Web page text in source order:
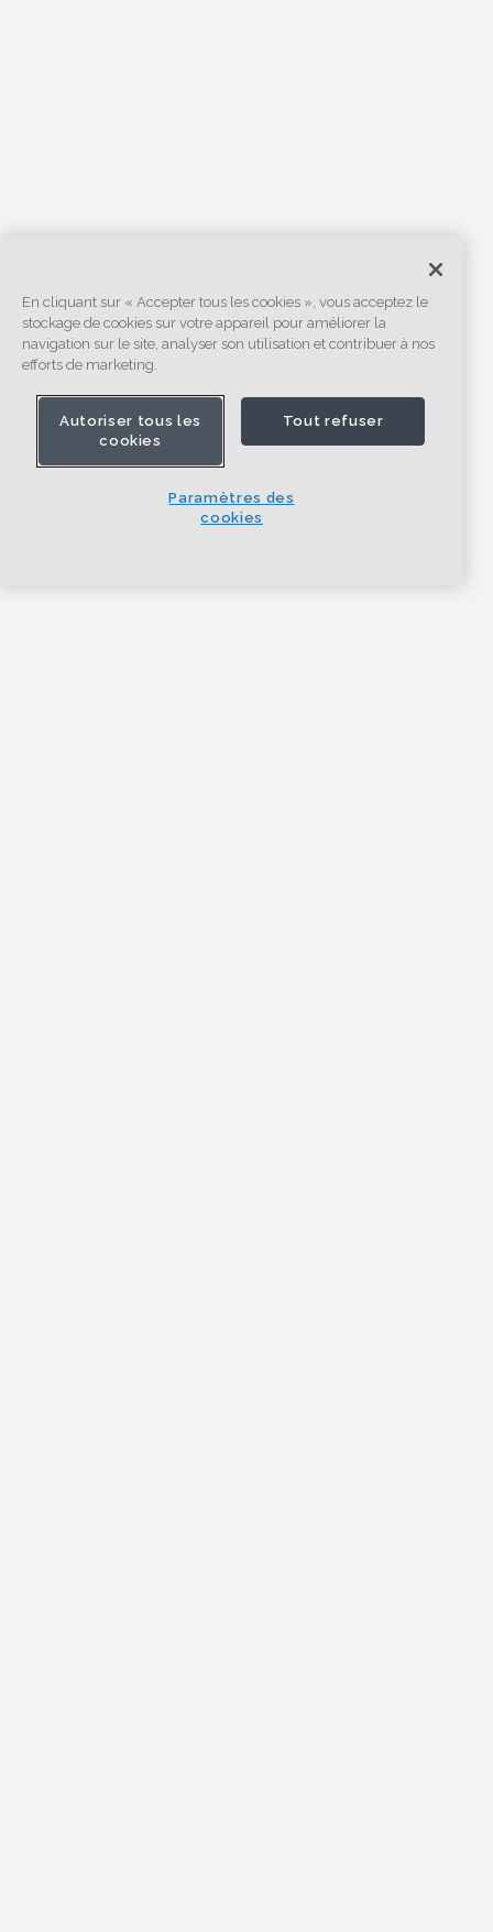
En cliquant sur « Accepter tous les cookies », vous acceptez le
stockage de cookies sur votre appareil pour améliorer la
navigation sur le site, analyser son utilisation et contribuer à nos
efforts de marketing.
Autoriser tous les
cookies
Tout refuser
Paramètres des
cookies